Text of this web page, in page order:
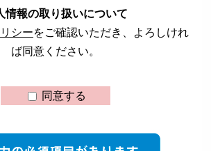
情報の取り扱いについて
シーをご確認いただき、よろしけれ
ば同意ください。
同意する